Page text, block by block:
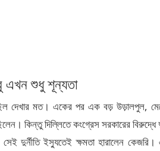
এখন শুধু শূন্যতা
দেখার মত। একের পর এক বড় উড়ালপুল,
কিন্তু দিল্লিতে কংগ্রেস সরকারের
দুর্নীতি ইস্যুতেই ক্ষমতা হারালেন কেজরি।